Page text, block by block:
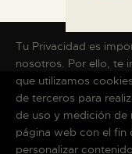
Tu Privacidad es
nosotros. Por ello, te
que utilizamos
de terceros para
de uso y medición de
página web con el fin
personalizar